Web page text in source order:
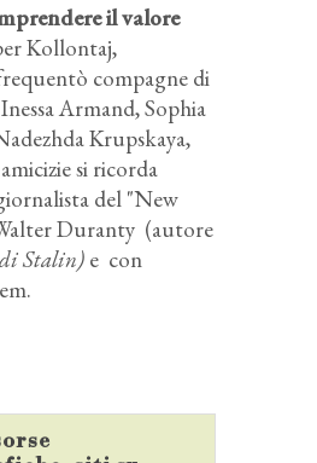
il valore
Kollontaj,
compagne di
Armand, Sophia
Krupskaya,
si ricorda
del "New
Duranty (autore
Stalin) e con